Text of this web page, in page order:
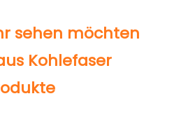
Rahmen aus Kohlefaser
Produkte